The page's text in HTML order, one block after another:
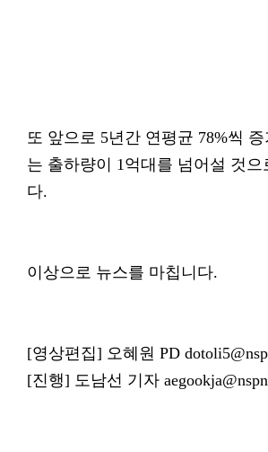
또 앞으로 5년간 연평균 78%씩 증
는 출하량이 1억대를 넘어설 것으
다.
이상으로 뉴스를 마칩니다.
[영상편집] 오혜원 PD
[진행] 도남선 기자